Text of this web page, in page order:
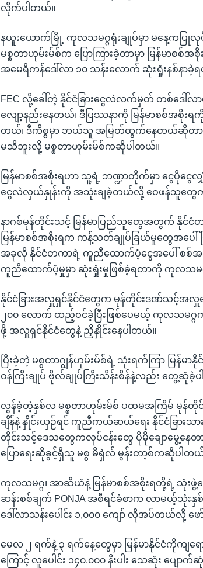
လိုက်ပါတယ်။
နယူးယောက်မြို့ ကုလသမဂ္ဂရုံးချုပ်မှာ မနေ့ကပြုလု
မစ္စတာဟုမ်းမ်စ်က ပြောကြားခဲ့တာမှာ မြန်မာစစ်
အမေရိကန်ဒေါ်လာ ၁၀ သန်းလောက် ဆုံးရှုံးနစ်န
FEC လို့ခေါ်တဲ့ နိုင်ငံခြားငွေလဲလက်မှတ် တစ်ဒေါ်လ
လျော့နည်းနေတယ်၊ ဒီပြဿနာကို မြန်မာစစ်အစိုးရ
တယ်၊ ဒီကိစ္စမှာ ဘယ်သူ အမြတ်ထွက်နေတယ်ဆိုတာ သူ့
မသိဘူးလို့ မစ္စတာဟုမ်းမ်စ်ကဆိုပါတယ်။
မြန်မာစစ်အစိုးရဟာ သူ့ရဲ့ ဘဏ္ဍာတိုက်မှာ ငွေပို
ငွေလဲလှယ်နှုန်းကို အသုံးချခဲ့တယ်လို့ ဝေဖန်သူတွေ
နာဂစ်မုန်တိုင်းသင့် မြန်မာပြည်သူတွေအတွက် နို
မြန်မာစစ်အစိုးရက ကန့်သတ်ချုပ်ခြယ်မှုတွေအပေါ်
အခုလို နိုင်ငံတကာရဲ့ ကူညီထောက်ပံ့ငွေအပေါ် စစ်အ
ကူညီထောက်ပံ့မှုမှာ ဆုံးရှုံးမှုဖြစ်ခဲ့ရတာကို ကုလသမဂ္
နိုင်ငံခြားအလှူရှင်နိုင်ငံတွေက မုန်တိုင်းဒဏ်သင့်အလှူ
၂၀၀ လောက် ထည့်ဝင်ခဲ့ပြီးဖြစ်ပေမယ့် ကုလသမဂ္ဂ
ဖို့ အလှူရှင်နိုင်ငံတွေနဲ့ ညှိနှိုင်းနေပါတယ်။
ပြီးခဲ့တဲ့ မစ္စတာဂျွန်ဟုမ်းမ်စ်ရဲ့ သုံးရက်ကြာ မြန်မာနို
ဝန်ကြီးချုပ် ဗိုလ်ချုပ်ကြီးသိန်းစိန်နဲ့လည်း တွေ့ဆုံခဲ့
လွန်ခဲ့တဲ့နှစ်လ မစ္စတာဟုမ်းမ်စ် ပထမအကြိမ် မုန်တိုင်း
ချိန်နဲ့ နှိုင်းယှဉ်ရင် ကူညီကယ်ဆယ်ရေး နိုင်ငံခြားသ
တိုင်းသင့်ဒေသတွေကလုပ်ငန်းတွေ ပိုမိုချောမွေ့န
ပြောရေးဆိုခွင့်ရှိသူ မစ္စ မီရှဲလ် မွန်းတာ့စ်ကဆိုပါတ
ကုလသမဂ္ဂ၊ အာဆီယံနဲ့ မြန်မာစစ်အစိုးရတို့ရဲ့ သုံးဖွဲ့
ဆန်းစစ်ချက် PONJA အစီရင်ခံစာက လာမယ့်သုံး
ဒေါ်လာသန်းပေါင်း ၁,၀၀၀ ကျော် လိုအပ်တယ်လို့ ဖေ
မေလ ၂ ရက်နဲ့ ၃ ရက်နေ့တွေမှာ မြန်မာနိုင်ငံကိုကျ
ကြောင့် လူပေါင်း ၁၄၀,၀၀၀ နီးပါး သေဆုံး ပျောက်